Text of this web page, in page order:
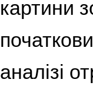
картини
аналізі